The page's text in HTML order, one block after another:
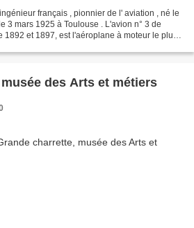
français , pionnier de l' aviation , né le
3 mars 1925 à Toulouse . L'avion n° 3 de
1892 et 1897, est l'aéroplane à moteur le plus
des Arts et métiers